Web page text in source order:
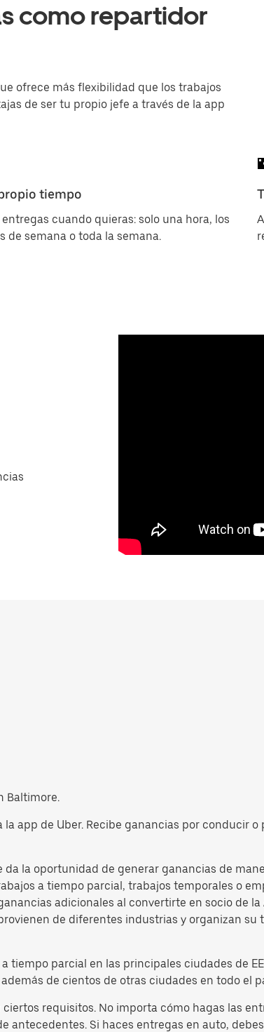
como repartidor
ofrece más flexibilidad que los trabajos
de ser tu propio jefe a través de la app
tiempo
entregas cuando quieras: solo una hora, los
de semana o toda la semana.
Baltimore.
app de Uber. Recibe ganancias por conducir
la oportunidad de generar ganancias de
a tiempo parcial, trabajos temporales o
adicionales al convertirte en socio de
de diferentes industrias y organizan
tiempo parcial en las principales ciudades de
de cientos de otras ciudades en todo el
requisitos. No importa cómo hagas las
Si haces entregas en auto,